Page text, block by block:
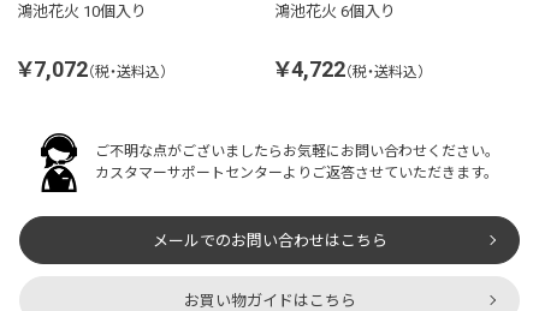
鴻池花火 10個入り
￥7,072（税・送料込）
鴻池花火 6個入り
￥4,722（税・送料込）
ご不明な点がございましたらお気軽にお問い合わせください。
カスタマーサポートセンターよりご返答させていただきます。
メールでのお問い合わせはこちら
お買い物ガイドはこちら